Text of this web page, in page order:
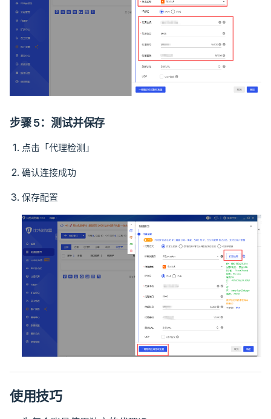
步骤 5：测试并保存
点击「代理检测」
确认连接成功
保存配置
使用技巧